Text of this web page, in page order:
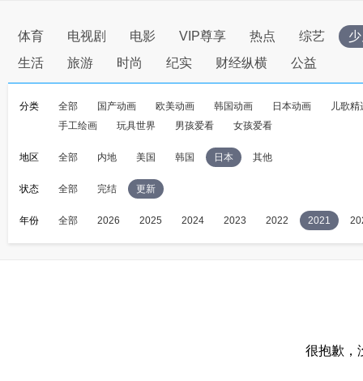
体育 电视剧 电影 VIP尊享 热点 综艺
生活
旅游 时尚 纪实 财经纵横 公益
分类 全部 国产动画 欧美动画 韩国动画 日本动画
儿歌精
手工绘画
玩具世界 男孩爱看 女孩爱看
地区 全部 内地 美国 韩国 日本 其他
状态 全部 完结 更新
年份 全部 2026 2025 2024 2023 2022 2021
很抱歉，